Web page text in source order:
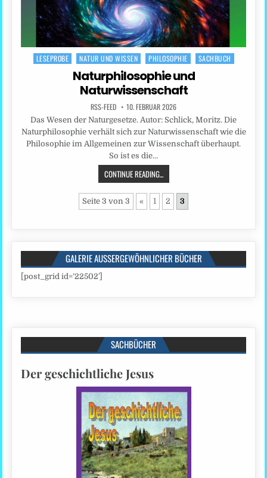
Posted
LESEPROBE NATUR UND WISSEN PHILOSOPHIE SACHBUCH
Naturphilosophie und
Naturwissenschaft
RSS-FEED 10. FEBRUAR 2026
Das Wesen der Naturgesetze. Autor: Schlick, Moritz. Die
Naturphilosophie verhält sich zur Naturwissenschaft wie die
Philosophie im Allgemeinen zur Wissenschaft überhaupt.
So ist es die…
CONTINUE READING...
Seite 3 von 3 « 1 2 3
GALERIE AUSSERGEWÖHNLICHER BÜCHER
[post_grid id=’22502′]
SACHBÜCHER
Der geschichtliche Jesus